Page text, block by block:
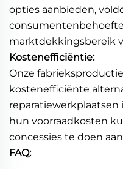
opties aanbieden,
marktdekkingsbereik
Kostenefficiëntie:
Onze
kostenefficiënte
hun voorraadkosten
concessies te doen
FAQ: